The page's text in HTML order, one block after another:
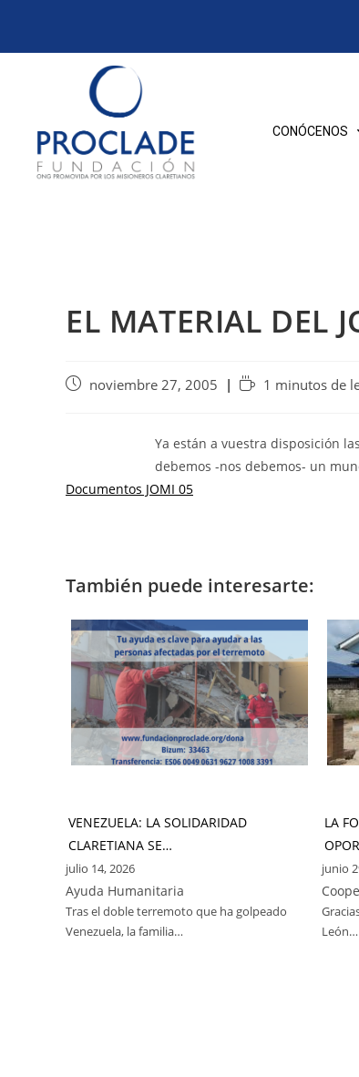
CONÓCENOS
EL MATERIAL DEL
noviembre 27, 2005 1 minutos de
Ya están a vuestra disposición
debemos -nos debemos- un
Documentos JOMI 05
También puede interesarte:
VENEZUELA: LA SOLIDARIDAD
CLARETIANA SE…
julio 14, 2026
Ayuda Humanitaria
Tras el doble terremoto que ha golpeado
Venezuela, la familia…
LA
junio
León…